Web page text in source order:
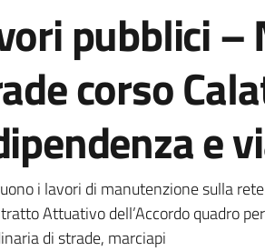
pubblici
corso
e
della
i lavori di manutenzione sulla
Attuativo dell’Accordo quadro
di strade, marciapi